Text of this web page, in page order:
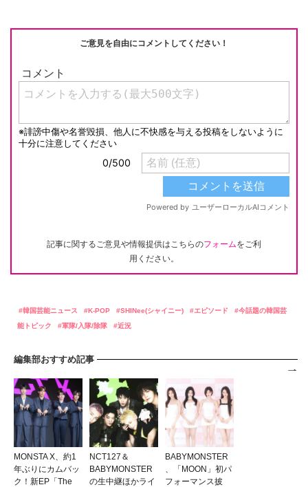
k
ご意見を自由にコメントしてください！
記事に関するご意見や情報提供はこちらのフォームをご利
用ください。
韓国芸能ニュース K-POP SHINee(シャイニー) エピソード
今話題の韓国芸
能トピック
軍隊/入隊/除隊 近況
編集部おすすめ記事
MONSTA X、約1
年ぶりにカムバッ
ク！新EP「The
NCT127＆
BABYMONSTER
の生中継ほかライ
BABYMONSTER
、「MOON」初パ
フォーマンス披